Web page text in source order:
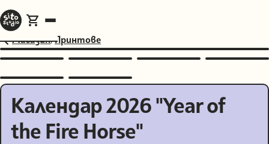
Магазин/Принтове
Календар 2026 "Year of
the Fire Horse"